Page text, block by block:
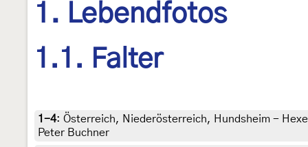
1. Lebendfotos
1.1. Falter
1-4: Österreich, Niederösterreich, Hundsheim -
Peter Buchner